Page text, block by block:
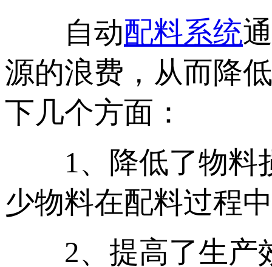
自动配料系统
源的浪费，从而降
下几个方面：
1、降低了物料损
少物料在配料过程
2、提高了生产效